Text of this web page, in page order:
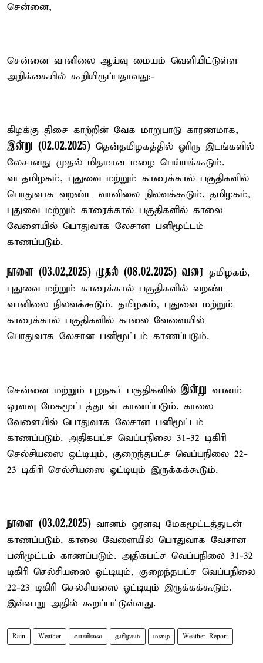
சென்னை,
சென்னை வானிலை ஆய்வு மையம் வெளியிட்டுள்ள
அறிக்கையில் கூறியிருப்பதாவது:-
கிழக்கு திசை காற்றின் வேக மாறுபாடு காரணமாக,
இன்று (02.02.2025) தென்தமிழகத்தில் ஓரிரு இடங்களில்
லேசானது முதல் மிதமான மழை பெய்யக்கூடும்.
வடதமிழகம், புதுவை மற்றும் காரைக்கால் பகுதிகளில்
பொதுவாக வறண்ட வானிலை நிலவக்கூடும். தமிழகம்,
புதுவை மற்றும் காரைக்கால் பகுதிகளில் காலை
வேளையில் பொதுவாக லேசான பனிமூட்டம்
காணப்படும்.
நாளை (03.02,2025) முதல் (08.02.2025) வரை தமிழகம்,
புதுவை மற்றும் காரைக்கால் பகுதிகளில் வறண்ட
வானிலை நிலவக்கூடும். தமிழகம், புதுவை மற்றும்
காரைக்கால் பகுதிகளில் காலை வேளையில்
பொதுவாக லேசான பனிமூட்டம் காணப்படும்.
சென்னை மற்றும் புறநகர் பகுதிகளில் இன்று வானம்
ஓரளவு மேகமூட்டத்துடன் காணப்படும். காலை
வேளையில் பொதுவாக லேசான பனிமூட்டம்
காணப்படும். அதிகபட்ச வெப்பநிலை 31-32 டிகிரி
செல்சியஸை ஒட்டியும், குறைந்தபட்ச வெப்பநிலை 22-
23 டிகிரி செல்சியஸை ஓட்டியும் இருக்கக்கூடும்.
நாளை (03.02.2025) வானம் ஓரளவு மேகமூட்டத்துடன்
காணப்படும். காலை வேளையில் பொதுவாக வேசான
பனிமூட்டம் காணப்படும். அதிகபட்ச வெப்பநிலை 31-32
டிகிரி செல்சியஸை ஓட்டியும், குறைந்தபட்ச வெப்பநிலை
22-23 டிகிரி செல்சியஸை ஓட்டியும் இருக்கக்கூடும்.
இவ்வாறு அதில் கூறப்பட்டுள்ளது.
Rain Weather வானிலை தமிழகம் மழை Weather Report